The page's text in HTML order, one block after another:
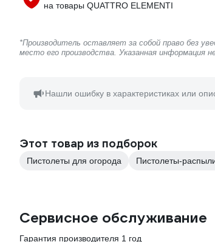
на товары QUATTRO ELEMENTI
*Производитель оставляет за собой право без
место его производства. Указанная информация
Нашли ошибку в характеристиках или
Этот товар из подборок
Пистолеты для огорода Пистолеты-
Сервисное обслуживание
Гарантия производителя 1 год